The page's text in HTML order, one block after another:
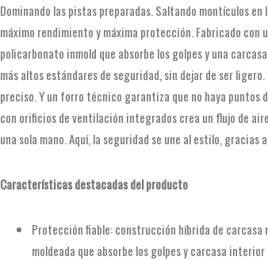
Dominando las pistas preparadas. Saltando montículos
máximo rendimiento y máxima protección. Fabricado
policarbonato inmold que absorbe los golpes y una
más altos estándares de seguridad, sin dejar de ser
preciso. Y un forro técnico garantiza que no haya puntos
con orificios de ventilación integrados crea un flujo de
una sola mano. Aquí, la seguridad se une al estilo,
Características destacadas del producto
Protección fiable: construcción híbrida de
moldeada que absorbe los golpes y carcasa interior